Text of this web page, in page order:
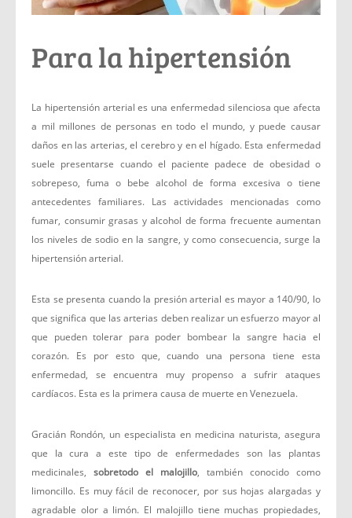
Para la hipertensión
La hipertensión arterial es una enfermedad silenciosa que afecta
a mil millones de personas en todo el mundo, y puede causar
daños en las arterias, el cerebro y en el hígado. Esta enfermedad
suele presentarse cuando el paciente padece de obesidad o
sobrepeso, fuma o bebe alcohol de forma excesiva o tiene
antecedentes familiares. Las actividades mencionadas como
fumar, consumir grasas y alcohol de forma frecuente aumentan
los niveles de sodio en la sangre, y como consecuencia, surge la
hipertensión arterial.
Esta se presenta cuando la presión arterial es mayor a 140/90, lo
que significa que las arterias deben realizar un esfuerzo mayor al
que pueden tolerar para poder bombear la sangre hacia el
corazón. Es por esto que, cuando una persona tiene esta
enfermedad, se encuentra muy propenso a sufrir ataques
cardíacos. Esta es la primera causa de muerte en Venezuela.
Gracián Rondón, un especialista en medicina naturista, asegura
que la cura a este tipo de enfermedades son las plantas
medicinales, sobretodo el malojillo, también conocido como
limoncillo. Es muy fácil de reconocer, por sus hojas alargadas y
agradable olor a limón. El malojillo tiene muchas propiedades,